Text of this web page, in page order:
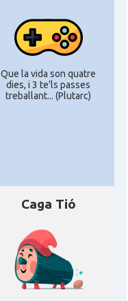
Que la vida son quatre
dies, i 3 te'ls passes
treballant... (Plutarc)
Caga Tió